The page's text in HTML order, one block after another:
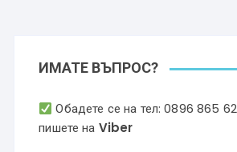
ИМАТЕ ВЪПРОС?
Обадете се на тел:0896 865
пишете на Viber